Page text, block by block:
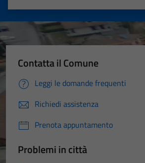
Valuta 5 stelle su 5
Valuta 4 stelle su 5
Valuta 3 stelle su 5
Valuta 2 stelle su 5
Valuta 1 stelle su 5
Contatta il Comune
Leggi le domande frequenti
Richiedi assistenza
Prenota appuntamento
Problemi in città